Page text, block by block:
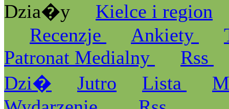
Dzia�y
Kielce i region
Recenzje
Ankiety
Patronat Medialny
Rss
Dzi�
Jutro Lista